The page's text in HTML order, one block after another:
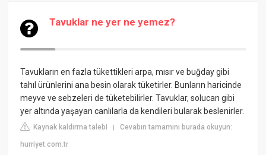
Tavuklar ne yer ne yemez?
Tavukların en fazla tükettikleri arpa, mısır ve buğday gibi
tahıl ürünlerini ana besin olarak tüketirler. Bunların haricinde
meyve ve sebzeleri de tüketebilirler. Tavuklar, solucan gibi
yer altında yaşayan canlılarla da kendileri bularak beslenirler.
Kaynak kaldırma talebi |Cevabın tamamını burada okuyun:
hurriyet.com.tr